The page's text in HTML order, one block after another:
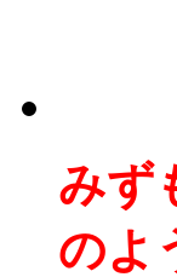
みず
のよ